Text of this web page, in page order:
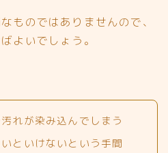
ものではありませんので、
よいでしょう。
れが染み込んでしまう
といけないという手間